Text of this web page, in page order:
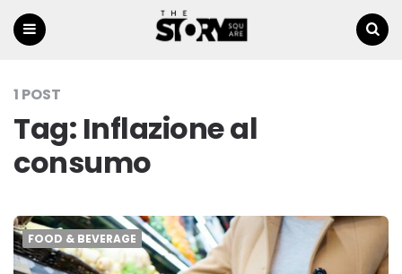
1 POST
Tag: Inflazione al
consumo
FOOD & BEVERAGE